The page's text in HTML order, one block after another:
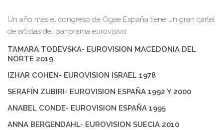
Un año más el congreso de Ogae España tiene un gran cartel
de artistas del panorama eurovisivo.
TAMARA TODEVSKA- EUROVISION MACEDONIA DEL
NORTE 2019
IZHAR COHEN- EUROVISION ISRAEL 1978
SERAFÍN ZUBIRI- EUROVISION ESPAÑA 1992 Y 2000
ANABEL CONDE- EUROVISION ESPAÑA 1995
ANNA BERGENDAHL- EUROVISION SUECIA 2010